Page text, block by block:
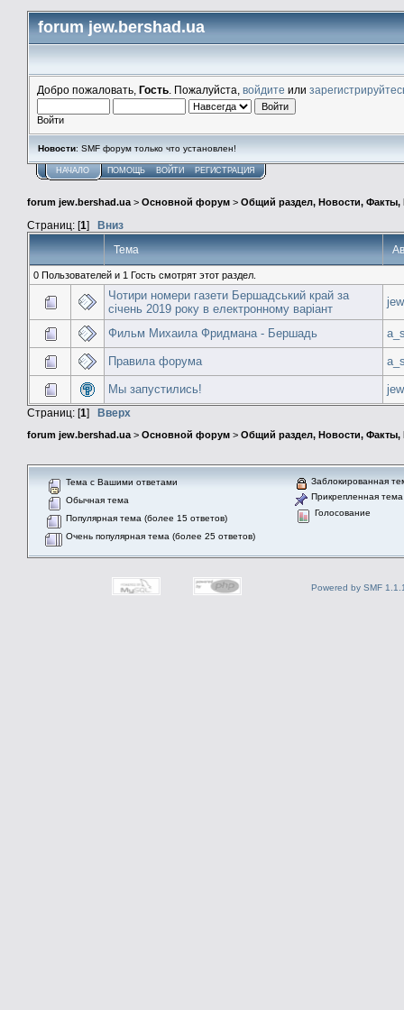
forum jew.bershad.ua
Добро пожаловать, Гость . Пожалуйста, войдите или
Войти
Новости: SMF форум только что установлен!
НАЧАЛО ПОМОЩЬ ВОЙТИ РЕГИСТРАЦИЯ
forum jew.bershad.ua > Основной форум > Общий раздел, Новости, Факты,
Страниц: [1] Вниз
Тема
0 Пользователей и 1 Гость смотрят этот раздел.
Чотири номери газети Бершадський край за
січень 2019 року в електронному варіант
Фильм Михаила Фридмана - Бершадь
Правила форума
Мы запустились!
Страниц: [1] Вверх
forum jew.bershad.ua > Основной форум > Общий раздел, Новости, Факты,
Тема с Вашими ответами
Обычная тема
Популярная тема (более 15 ответов)
Очень популярная тема (более 25 ответов)
Заблокированная
Прикрепленная тема
Голосование
Powered by SMF